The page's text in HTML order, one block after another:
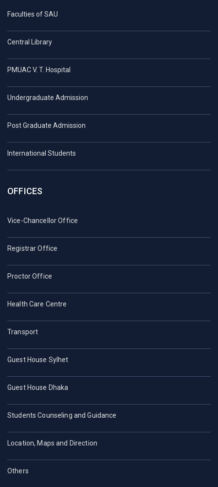
Faculties of SAU
Central Library
PMUAC V. T. Hospital
Undergraduate Admission
Post Graduate Admission
International Students
OFFICES
Vice-Chancellor Office
Registrar Office
Proctor Office
Health Care Centre
Transport
Guest House Sylhet
Guest House Dhaka
Students Counseling and Guidance
Location, Maps and Direction
Others